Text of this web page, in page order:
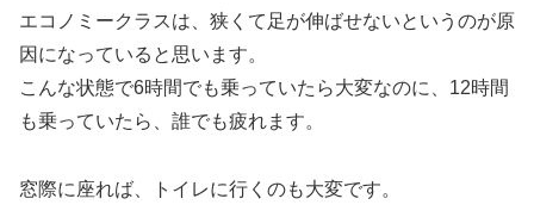
エコノミークラスは、狭くて足が伸ばせないというのが原
因になっていると思います。
こんな状態で6時間でも乗っていたら大変なのに、12時間
も乗っていたら、誰でも疲れます。
窓際に座れば、トイレに行くのも大変です。